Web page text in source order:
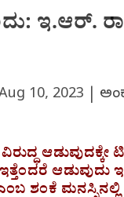
ಇ.ಆರ್.
10, 2023
ಆಡುವುದಕ್ಕೇ
ಶಂಕೆ ಮನಸ್ಸಿನಲ್ಲಿ